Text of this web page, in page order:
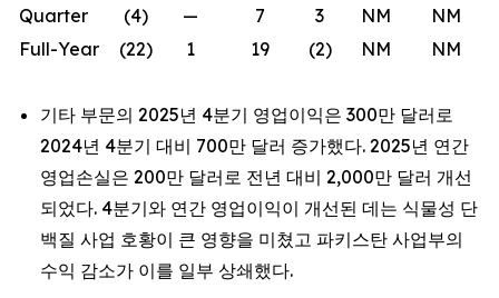
Quarter
(4) — 7 3 NM
NM
Full-Year
(22) 1 19 (2) NM NM
기타 부문의 2025년 4분기 영업이익은 300만 달러로
2024년 4분기 대비 700만 달러 증가했다. 2025년 연간
영업손실은 200만 달러로 전년 대비 2,000만 달러 개선
되었다. 4분기와 연간 영업이익이 개선된 데는 식물성 단
백질 사업 호황이 큰 영향을 미쳤고 파키스탄 사업부의
수익 감소가 이를 일부 상쇄했다.